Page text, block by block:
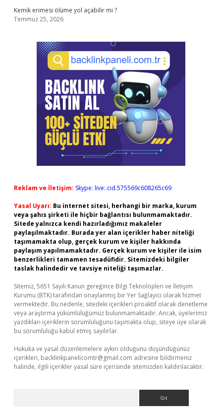
Kemik erimesi ölüme yol açabilir mi ?
Temmuz 25, 2026
Reklam ve İletişim: Skype: live:.cid.575569c608265c69
Yasal Uyarı: Bu internet sitesi, herhangi bir marka, kurum
veya şahıs şirketi ile hiçbir bağlantısı bulunmamaktadır.
Sitede yalnızca kendi hazırladığımız makaleler
paylaşılmaktadır. Burada yer alan içerikler haber niteliği
taşımamakta olup, gerçek kurum ve kişiler hakkında
paylaşım yapılmamaktadır. Gerçek kurum ve kişiler ile isim
benzerlikleri tamamen tesadüfidir. Sitemizdeki bilgiler
taslak halindedir ve tavsiye niteliği taşımazlar.
Sitemiz, 5651 Sayılı Kanun gereğince Bilgi Teknolojileri ve İletişim
Kurumu (BTK) tarafından onaylanmış bir Yer Sağlayıcı olarak hizmet
vermektedir. Bu nedenle, sitedeki içerikleri proaktif olarak denetleme
veya araştırma yükümlülüğümüz bulunmamaktadır. Ancak, üyelerimiz
yazdıkları içeriklerin sorumluluğunu taşımakta olup, siteye üye olarak
bu sorumluluğu kabul etmiş sayılırlar.
Hukuka ve yasal düzenlemelere aykırı olduğunu düşündüğünüz
içerikleri, backlinkpanelicomtr@gmail.com adresine bildirmeniz
halinde, ilgili içerikler yasal süre içerisinde sitemizden kaldırılacaktır.